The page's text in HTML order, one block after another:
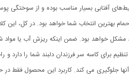
آفتابی بسیار مناسب بوده و از سوختگی
بهترین انتخاب شما خواهد بود. در کل، این
مشکل خواهد بود. ضمن اینکه ریزش آب یا
برای کاسه سر فرزندان دلبند شما را دارد و
می کند. کاربرد این محصول فقط در